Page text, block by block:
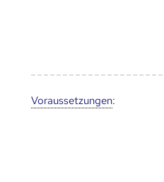
Voraus­setzungen: